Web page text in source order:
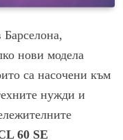
нови модела
са насочени към
нужди и
60 SE